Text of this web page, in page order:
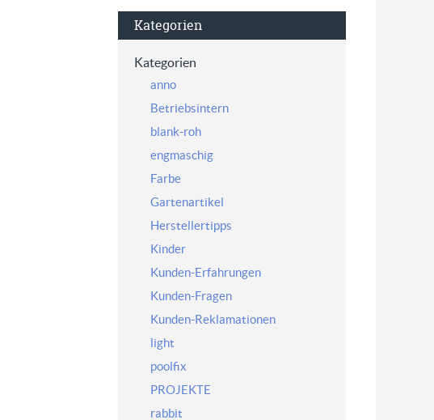
Kategorien
Kategorien
anno
Betriebsintern
blank-roh
engmaschig
Farbe
Gartenartikel
Herstellertipps
Kinder
Kunden-Erfahrungen
Kunden-Fragen
Kunden-Reklamationen
light
poolfix
PROJEKTE
rabbit